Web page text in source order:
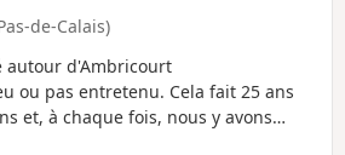
de-Calais)
autour d'Ambricourt
ou pas entretenu. Cela fait 25 ans
et, à chaque fois, nous y avons